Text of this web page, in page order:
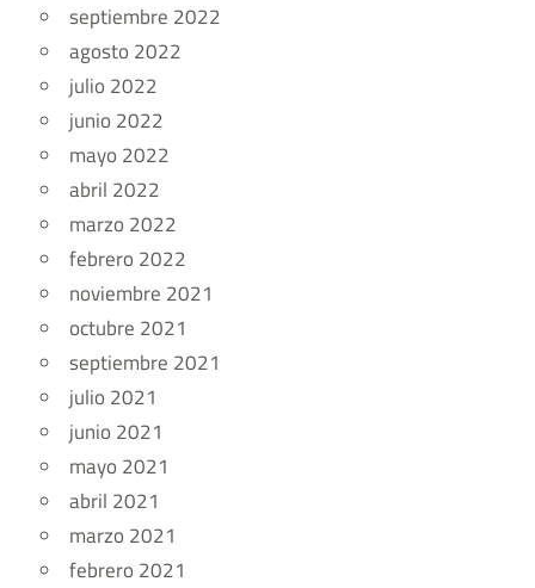
septiembre 2022
agosto 2022
julio 2022
junio 2022
mayo 2022
abril 2022
marzo 2022
febrero 2022
noviembre 2021
octubre 2021
septiembre 2021
julio 2021
junio 2021
mayo 2021
abril 2021
marzo 2021
febrero 2021